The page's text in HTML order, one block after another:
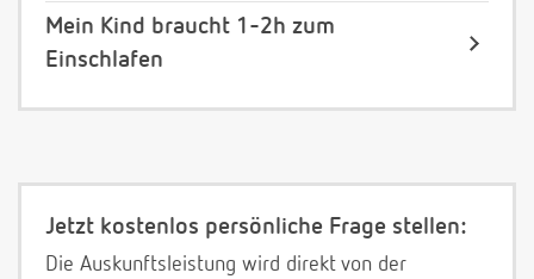
Mein Kind braucht 1-2h zum
Einschlafen
Jetzt kostenlos persönliche Frage stellen:
Die Auskunftsleistung wird direkt von der